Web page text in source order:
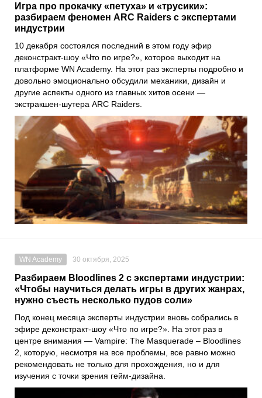
Игра про прокачку «петуха» и «трусики»:
разбираем феномен ARC Raiders с экспертами
индустрии
10 декабря состоялся последний в этом году эфир
деконстракт-шоу «Что по игре?», которое выходит на
платформе WN Academy. На этот раз эксперты подробно и
довольно эмоционально обсудили механики, дизайн и
другие аспекты одного из главных хитов осени —
экстракшен-шутера ARC Raiders.
WN Academy 30 октября, 2025
Разбираем Bloodlines 2 с экспертами индустрии:
«Чтобы научиться делать игры в других жанрах,
нужно съесть несколько пудов соли»
Под конец месяца эксперты индустрии вновь собрались в
эфире деконстракт-шоу «Что по игре?». На этот раз в
центре внимания — Vampire: The Masquerade – Bloodlines
2, которую, несмотря на все проблемы, все равно можно
рекомендовать не только для прохождения, но и для
изучения с точки зрения гейм-дизайна.